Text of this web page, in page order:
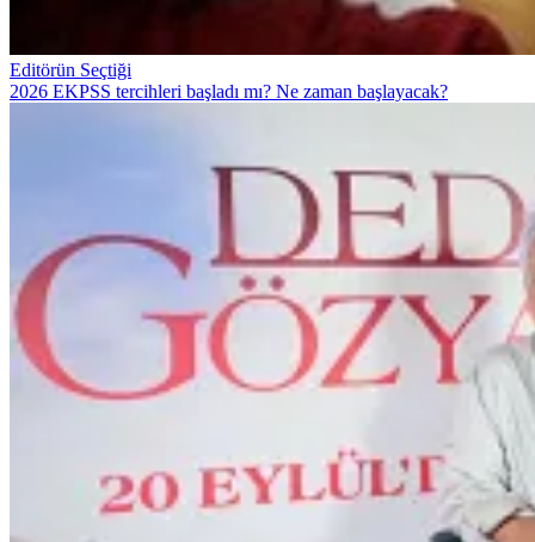
Editörün Seçtiği
2026 EKPSS tercihleri başladı mı? Ne zaman başlayacak?